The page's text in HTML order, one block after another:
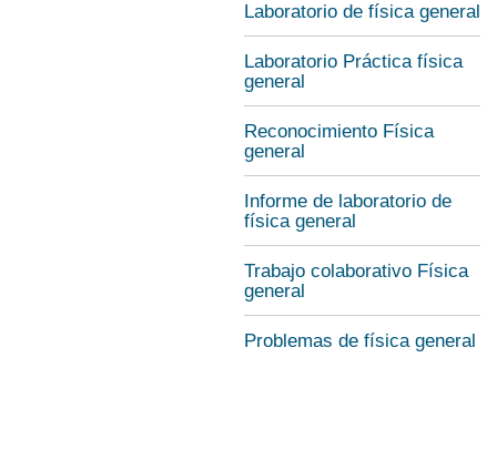
Laboratorio de física general
Laboratorio Práctica física
general
Reconocimiento Física
general
Informe de laboratorio de
física general
Trabajo colaborativo Física
general
Problemas de física general